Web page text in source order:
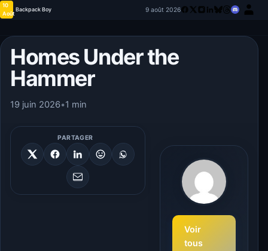
10
Août
Backpack Boy 9 août 2026
Homes Under the
Hammer
19 juin 2026•1 min
PARTAGER
Voir
tous